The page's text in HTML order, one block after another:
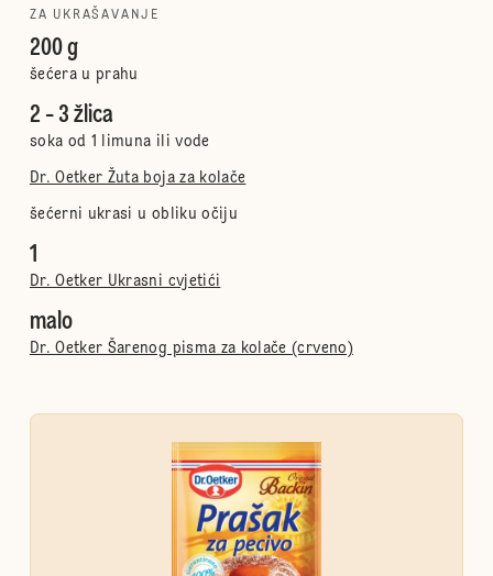
ZA UKRAŠAVANJE
200 g
šećera u prahu
2 - 3 žlica
soka od 1 limuna ili vode
Dr. Oetker Žuta boja za kolače
šećerni ukrasi u obliku očiju
1
Dr. Oetker Ukrasni cvjetići
malo
Dr. Oetker Šarenog pisma za kolače (crveno)